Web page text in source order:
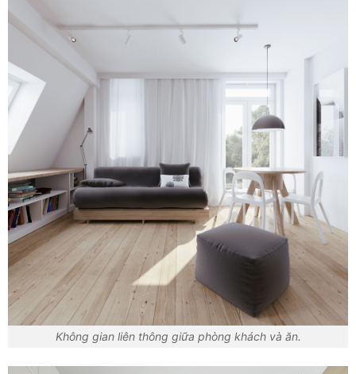
Không gian liên thông giữa phòng khách và ăn.